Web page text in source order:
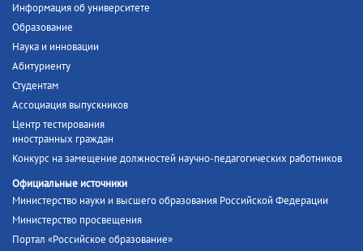
Информация об университете
Образование
Наука и инновации
Абитуриенту
Студентам
Ассоциация выпускников
Центр тестирования
иностранных граждан
Конкурс на замещение должностей научно-педагогических работников
Официальные источники
Министерство науки и высшего образования Российской Федерации
Министерство просвещения
Портал «Российское образование»